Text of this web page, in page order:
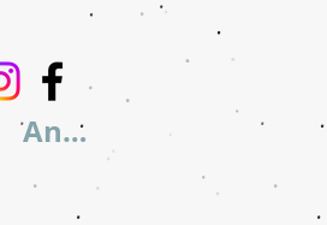
Anmelden